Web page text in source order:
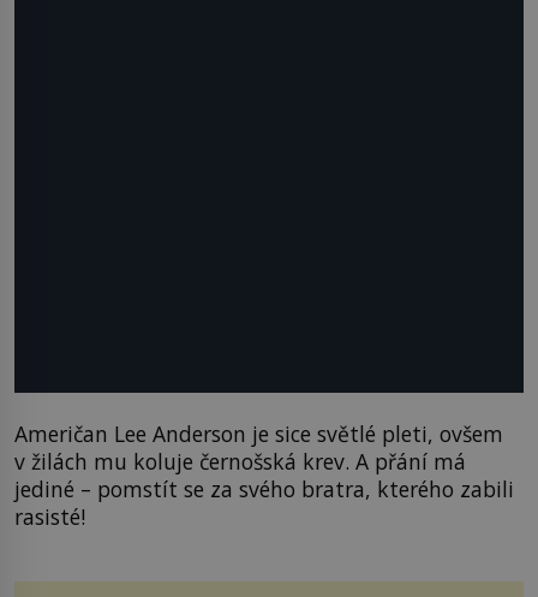
Američan Lee Anderson je sice světlé pleti, ovšem
v žilách mu koluje černošská krev. A přání má
jediné – pomstít se za svého bratra, kterého zabili
rasisté!